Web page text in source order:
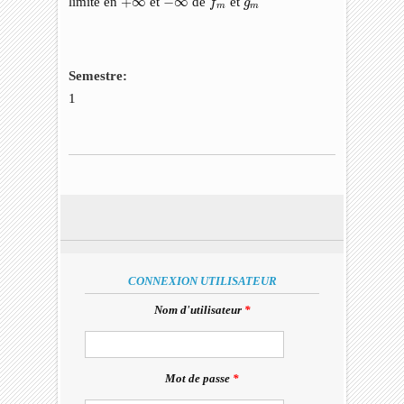
m m
Semestre:
1
CONNEXION UTILISATEUR
Nom d'utilisateur *
Mot de passe *